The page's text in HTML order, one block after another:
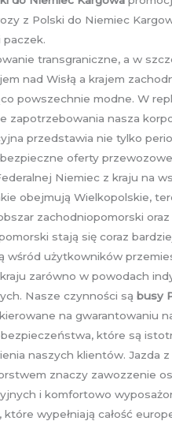
z Polski do Niemiec
paczek.
transgraniczne, a w
nad Wisłą a krajem
powszechnie modne. W
zapotrzebowania nasza
przedstawia nie tylko
oferty
Niemiec z kraju na
obejmują Wielkopolskie,
zachodniopomorski
stają się coraz
wśród użytkowników
zarówno w powodach
Nasze czynności są busy
na gwarantowaniu
które są
naszych klientów. Jazda z
znaczy zawozzenie
i komfortowo
wypełniają całość